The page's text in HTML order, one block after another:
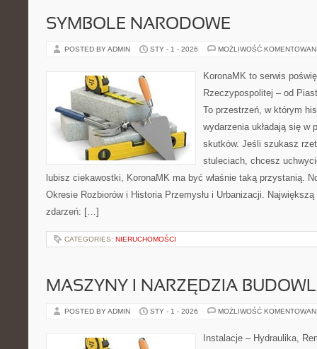
SYMBOLE NARODOWE
POSTED BY ADMIN STY - 1 - 2026 MOŻLIWOŚĆ
KoronaMK to serwis
Rzeczypospolitej – od
To przestrzeń, w którym
wydarzenia układają się
skutków. Jeśli szukasz
stuleciach, chcesz
lubisz ciekawostki, KoronaMK ma być właśnie taką przystanią.
Okresie Rozbiorów i Historia Przemysłu i Urbanizacji. Największą
zdarzeń: […]
CATEGORIES: NIERUCHOMOŚCI
MASZYNY I NARZĘDZIA
POSTED BY ADMIN STY - 1 - 2026 MOŻLIWOŚĆ
Instalacje – Hydraulika,